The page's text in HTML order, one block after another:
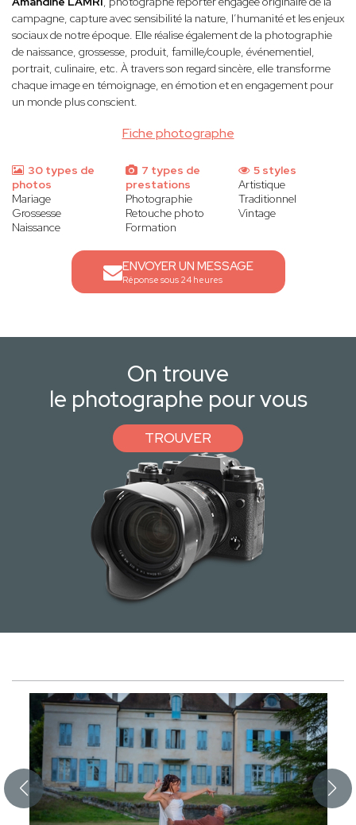
Fiche photographe
campagne, capture avec sensibilité la nature, l’humanité et les enjeux
sociaux de notre époque. Elle réalise également de la photographie
de naissance, grossesse, produit, famille/couple, événementiel,
portrait, culinaire, etc. À travers son regard sincère, elle transforme
chaque image en témoignage, en émotion et en engagement pour
un monde plus conscient.
30 types de
photos
Mariage
Grossesse
Naissance
7 types de
prestations
Photographie
Retouche photo
Formation
5 styles
Artistique
Traditionnel
Vintage
ENVOYER UN MESSAGE
Réponse sous 24 heures
On trouve
le photographe pour vous
TROUVER